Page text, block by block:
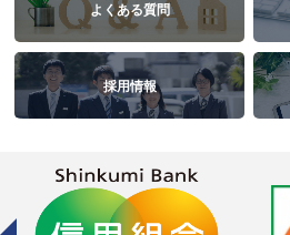
よくある質問
採用情報